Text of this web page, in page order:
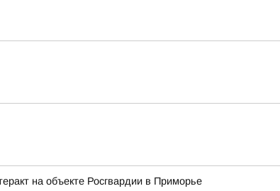
на объекте Росгвардии в Приморье